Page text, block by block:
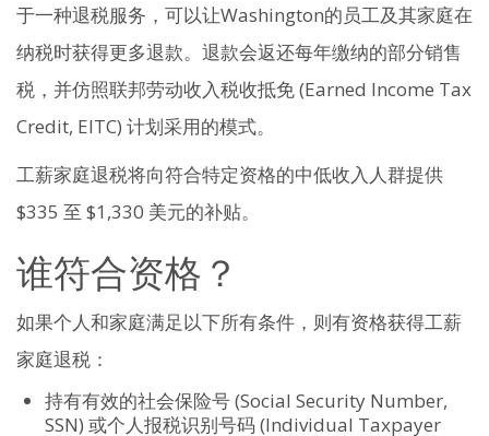
于一种退税服务，可以让Washington的员工及其家庭在
纳税时获得更多退款。退款会返还每年缴纳的部分销售
税，并仿照联邦劳动收入税收抵免 (Earned Income Tax
Credit, EITC) 计划采用的模式。
工薪家庭退税将向符合特定资格的中低收入人群提供
$335 至 $1,330 美元的补贴。
谁符合资格？
如果个人和家庭满足以下所有条件，则有资格获得工薪
家庭退税：
持有有效的社会保险号 (Social Security Number,
SSN) 或个人报税识别号码 (Individual Taxpayer